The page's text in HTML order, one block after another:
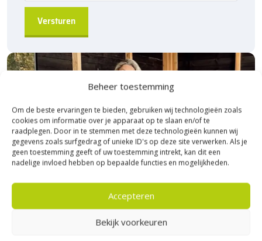
Beheer toestemming
Om de beste ervaringen te bieden, gebruiken wij technologieën zoals
cookies om informatie over je apparaat op te slaan en/of te
raadplegen. Door in te stemmen met deze technologieën kunnen wij
gegevens zoals surfgedrag of unieke ID's op deze site verwerken. Als je
geen toestemming geeft of uw toestemming intrekt, kan dit een
nadelige invloed hebben op bepaalde functies en mogelijkheden.
Accepteren
Bekijk voorkeuren